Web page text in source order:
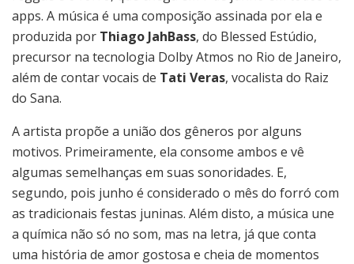
apps. A música é uma composição assinada por ela e
produzida por Thiago JahBass, do Blessed Estúdio,
precursor na tecnologia Dolby Atmos no Rio de Janeiro,
além de contar vocais de Tati Veras, vocalista do Raiz
do Sana.
A artista propõe a união dos gêneros por alguns
motivos. Primeiramente, ela consome ambos e vê
algumas semelhanças em suas sonoridades. E,
segundo, pois junho é considerado o mês do forró com
as tradicionais festas juninas. Além disto, a música une
a química não só no som, mas na letra, já que conta
uma história de amor gostosa e cheia de momentos